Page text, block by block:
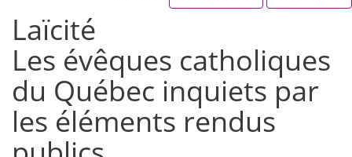
Laïcité
Les évêques catholiques
du Québec inquiets par
les éléments rendus